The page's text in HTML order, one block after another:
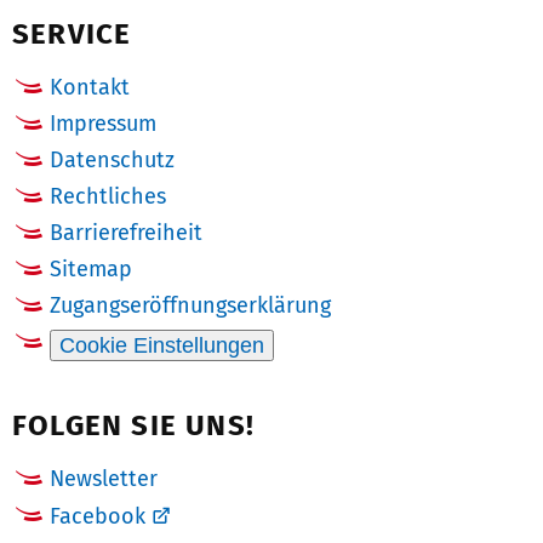
SERVICE
Kontakt
Impressum
Datenschutz
Rechtliches
Barrierefreiheit
Sitemap
Zugangseröffnungserklärung
Cookie Einstellungen
FOLGEN SIE UNS!
Newsletter
Facebook